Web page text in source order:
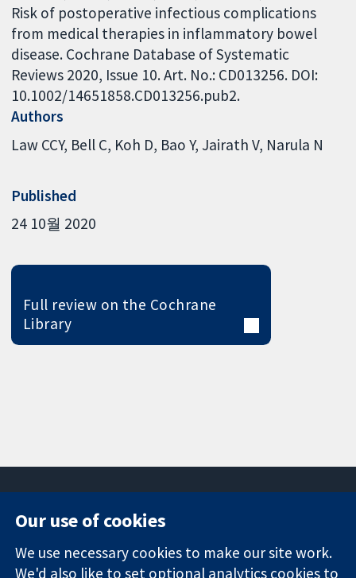
Risk of postoperative infectious complications
from medical therapies in inflammatory bowel
disease. Cochrane Database of Systematic
Reviews 2020, Issue 10. Art. No.: CD013256. DOI:
10.1002/14651858.CD013256.pub2.
Authors
Law CCY Bell C Koh D Bao Y Jairath V Narula N
Published
24 10월 2020
Full review on the Cochrane
Library
Trusted
Square
London
News
Press office
Our use of cookies
We use necessary cookies to make our site work.
We'd also like to set optional analytics cookies to